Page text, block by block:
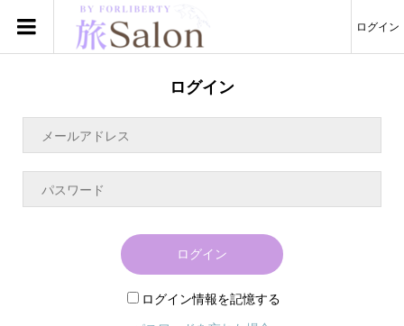
ログイン
ログイン
ログイン
ログイン情報を記憶する